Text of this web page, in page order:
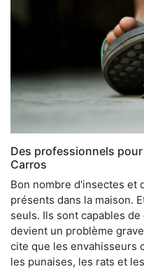
Des professionnels
Carros
Bon nombre d'insectes et
présents dans la maison.
seuls. Ils sont capables
devient un problème
cite que les envahisseurs
les punaises, les rats et